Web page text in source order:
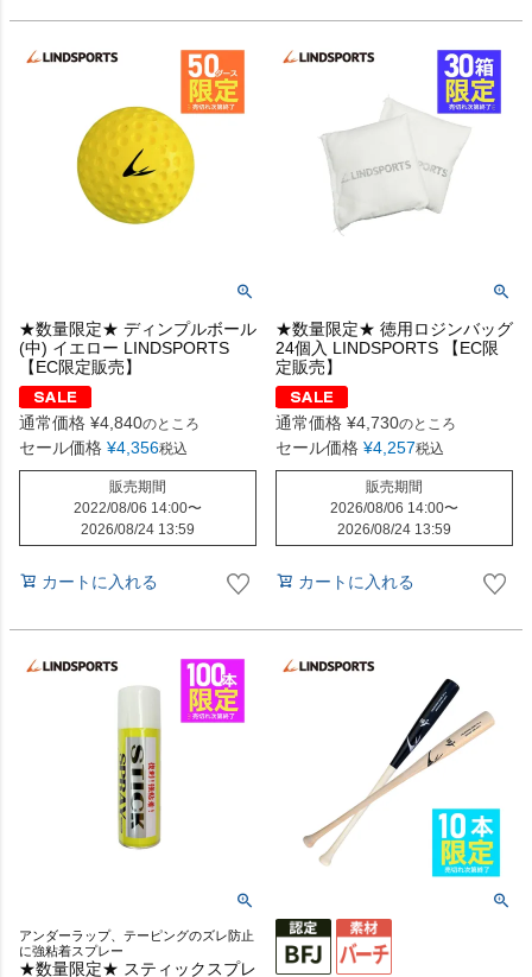
★数量限定★ ディンプルボール
(中) イエロー LINDSPORTS
【EC限定販売】
通常価格 ¥4,840のところ
セール価格 ¥4,356税込
販売期間
2022/08/06 14:00〜
2026/08/24 13:59
カートに入れる
★数量限定★ 徳用ロジンバッグ
24個入 LINDSPORTS 【EC限
定販売】
通常価格 ¥4,730のところ
セール価格 ¥4,257税込
販売期間
2026/08/06 14:00〜
2026/08/24 13:59
カートに入れる
アンダーラップ、テーピングのズレ防止
に強粘着スプレー
★数量限定★ スティックスプレ